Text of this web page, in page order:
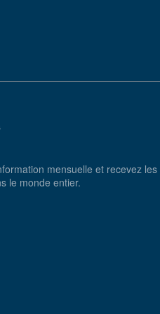
et l'étude de l'expérience
pratiques
mensuelle et recevez les
le monde entier.